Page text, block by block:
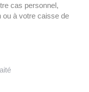
cas personnel,
à votre caisse de